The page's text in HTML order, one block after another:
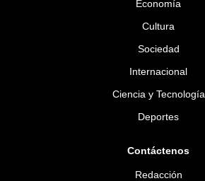
Economía
Cultura
Sociedad
Internacional
Ciencia y Tecnología
Deportes
Contáctenos
Redacción